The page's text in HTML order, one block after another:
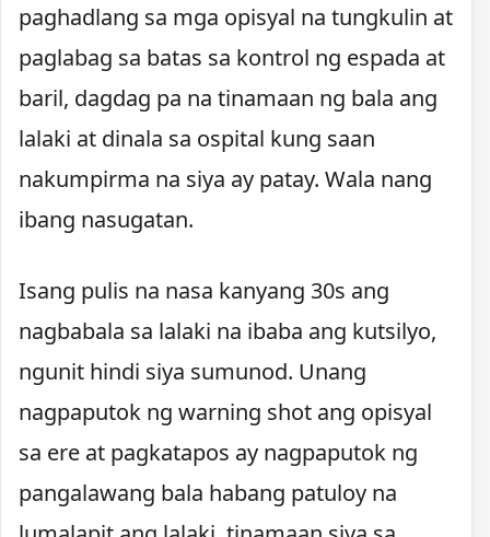
paghadlang sa mga opisyal na tungkulin at
paglabag sa batas sa kontrol ng espada at
baril, dagdag pa na tinamaan ng bala ang
lalaki at dinala sa ospital kung saan
nakumpirma na siya ay patay. Wala nang
ibang nasugatan.
Isang pulis na nasa kanyang 30s ang
nagbabala sa lalaki na ibaba ang kutsilyo,
ngunit hindi siya sumunod. Unang
nagpaputok ng warning shot ang opisyal
sa ere at pagkatapos ay nagpaputok ng
pangalawang bala habang patuloy na